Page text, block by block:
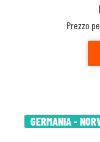
Prezzo
GERMANIA -